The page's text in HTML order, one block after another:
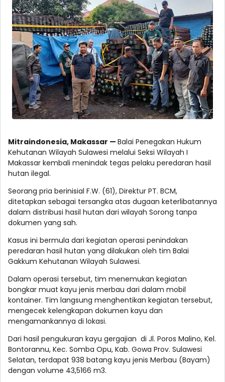
Mitraindonesia, Makassar — Balai Penegakan Hukum
Kehutanan Wilayah Sulawesi melalui Seksi Wilayah I
Makassar kembali menindak tegas pelaku peredaran hasil
hutan ilegal.
Seorang pria berinisial F.W. (61), Direktur PT. BCM,
ditetapkan sebagai tersangka atas dugaan keterlibatannya
dalam distribusi hasil hutan dari wilayah Sorong tanpa
dokumen yang sah.
Kasus ini bermula dari kegiatan operasi penindakan
peredaran hasil hutan yang dilakukan oleh tim Balai
Gakkum Kehutanan Wilayah Sulawesi.
Dalam operasi tersebut, tim menemukan kegiatan
bongkar muat kayu jenis merbau dari dalam mobil
kontainer. Tim langsung menghentikan kegiatan tersebut,
mengecek kelengkapan dokumen kayu dan
mengamankannya di lokasi.
Dari hasil pengukuran kayu gergajian di Jl. Poros Malino, Kel.
Bontorannu, Kec. Somba Opu, Kab. Gowa Prov. Sulawesi
Selatan, terdapat 938 batang kayu jenis Merbau (Bayam)
dengan volume 43,5166 m3.